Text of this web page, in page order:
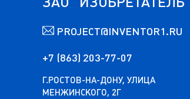
PROJECT@INVENTOR1.RU
+7 (863) 203-77-07
Г.РОСТОВ-НА-ДОНУ, УЛИЦА
МЕНЖИНСКОГО, 2Г